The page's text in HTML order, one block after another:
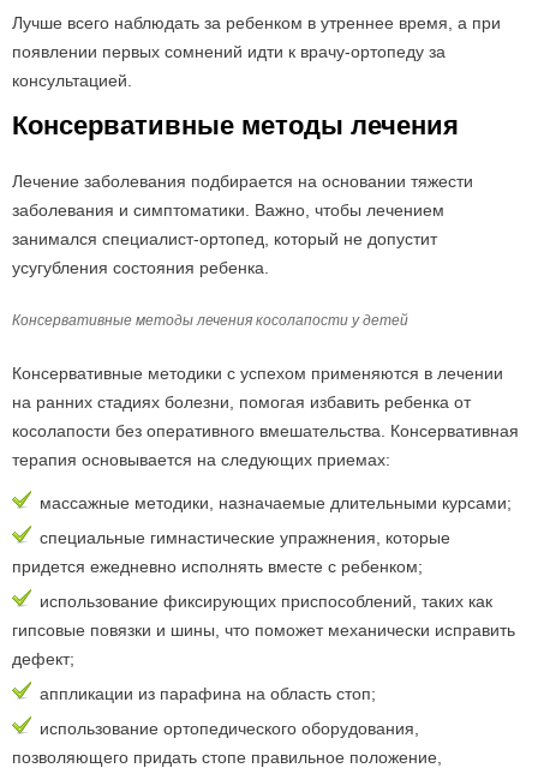
Лучше всего наблюдать за ребенком в утреннее время, а при
появлении первых сомнений идти к врачу-ортопеду за
консультацией.
Консервативные методы лечения
Лечение заболевания подбирается на основании тяжести
заболевания и симптоматики. Важно, чтобы лечением
занимался специалист-ортопед, который не допустит
усугубления состояния ребенка.
Консервативные методы лечения косолапости у детей
Консервативные методики с успехом применяются в лечении
на ранних стадиях болезни, помогая избавить ребенка от
косолапости без оперативного вмешательства. Консервативная
терапия основывается на следующих приемах:
массажные методики, назначаемые длительными курсами;
специальные гимнастические упражнения, которые
придется ежедневно исполнять вместе с ребенком;
использование фиксирующих приспособлений, таких как
гипсовые повязки и шины, что поможет механически исправить
дефект;
аппликации из парафина на область стоп;
использование ортопедического оборудования,
позволяющего придать стопе правильное положение,